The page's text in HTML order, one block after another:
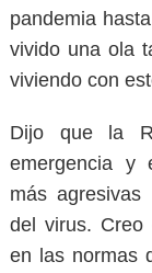
pandemia
vivido una ola
viviendo con
Dijo que la
emergencia y
más agresivas
del virus. Creo
en las normas